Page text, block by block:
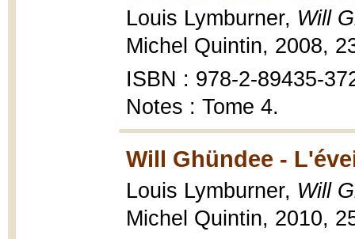
Louis Lymburner, Will
Michel Quintin, 2008,
ISBN : 978-2-89435-
Notes : Tome 4.
Will Ghündee -
Louis Lymburner, Will
Michel Quintin, 2010,